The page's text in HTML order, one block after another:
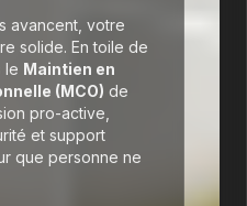
avancent, votre
solide. En toile de
le Maintien en
(MCO) de
pro-active,
et support
que personne ne